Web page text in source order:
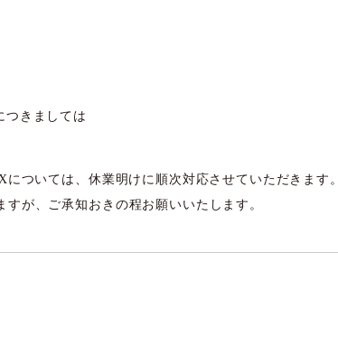
つきましては
ついては、休業明けに順次対応させていただきます。
が、ご承知おきの程お願いいたします。